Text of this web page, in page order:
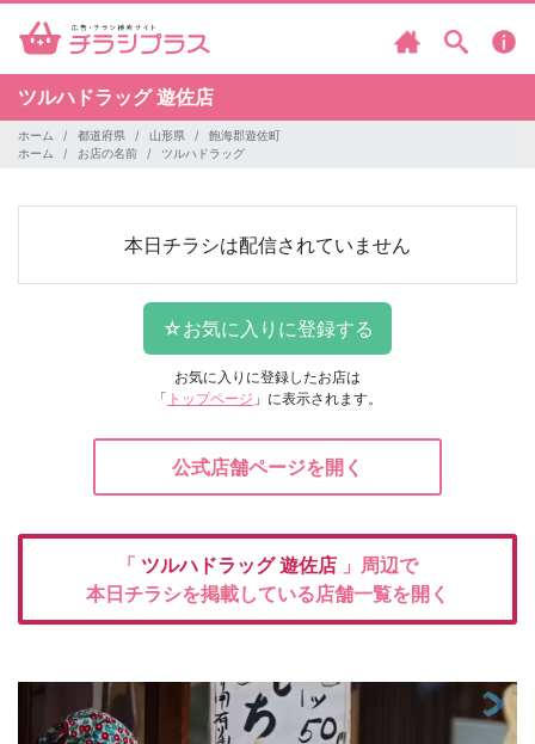
ツルハドラッグ遊佐店
ホーム 都道府県 山形県
飽海郡遊佐町
ホーム
お店の名前 ツルハドラッグ
本日チラシは配信されていません
お気に入りに登録したお店は
「 トップページ 」に表示されます。
公式店舗ページを開く
「 ツルハドラッグ遊佐店 」周辺で
本日チラシを掲載している店舗一覧を開く